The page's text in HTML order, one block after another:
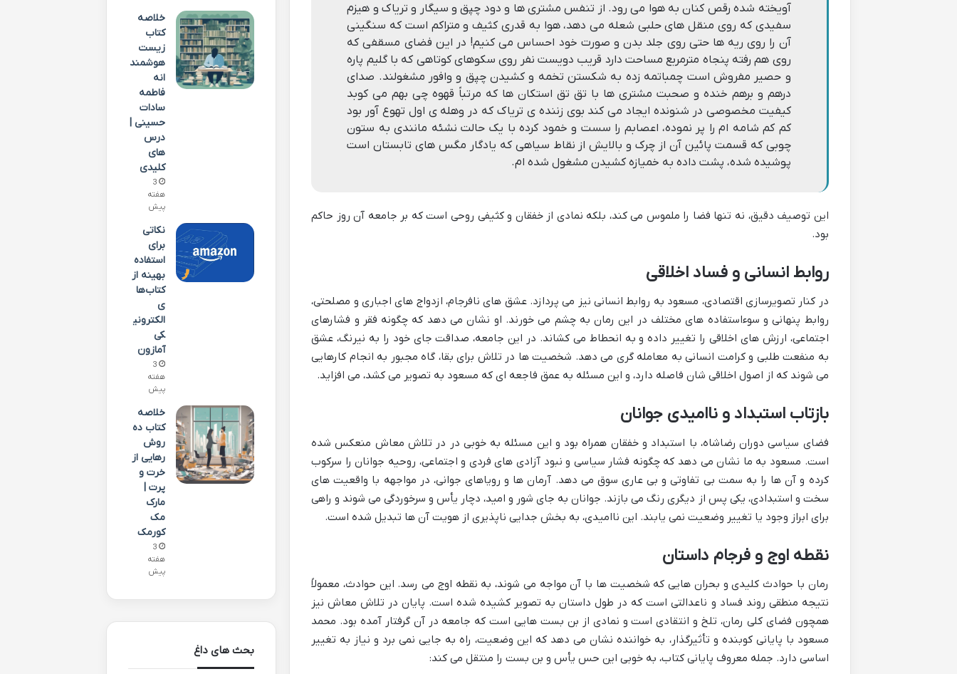
آویخته شده رقص کنان به هوا می رود. از تنفس مشتری ها و دود چپق و سیگار و تریاک و هیزم
سفیدی که روی منقل های حلبی شعله می دهد، هوا به قدری کثیف و متراکم است که سنگینی
آن را روی ریه ها حتی روی جلد بدن و صورت خود احساس می کنیم! در این فضای مسقفی که
روی هم رفته پنجاه مترمربع مساحت دارد قریب دویست نفر روی سکوهای کوتاهی که با گلیم پاره
و حصیر مفروش است چمباتمه زده به شکستن تخمه و کشیدن چپق و وافور مشغولند. صدای
درهم و برهم خنده و صحبت مشتری ها با تق تق استکان ها که مرتباً قهوه چی بهم می کوبد
کیفیت مخصوصی در شنونده ایجاد می کند بوی زننده ی تریاک که در وهله ی اول تهوع آور بود
کم کم شامه ام را پر نموده، اعصابم را سست و خمود کرده با یک حالت نشئه مانندی به ستون
چوبی که قسمت پائین آن از چرک و بالایش از نقاط سیاهی که یادگار مگس های تابستان است
پوشیده شده، پشت داده به خمیازه کشیدن مشغول شده ام.
این توصیف دقیق، نه تنها فضا را ملموس می کند، بلکه نمادی از خفقان و کثیفی روحی است که بر جامعه آن روز حاکم
بود.
روابط انسانی و فساد اخلاقی
در کنار تصویرسازی اقتصادی، مسعود به روابط انسانی نیز می پردازد. عشق های نافرجام، ازدواج های اجباری و مصلحتی،
روابط پنهانی و سوءاستفاده های مختلف در این رمان به چشم می خورند. او نشان می دهد که چگونه فقر و فشارهای
اجتماعی، ارزش های اخلاقی را تغییر داده و به انحطاط می کشاند. در این جامعه، صداقت جای خود را به نیرنگ، عشق
به منفعت طلبی و کرامت انسانی به معامله گری می دهد. شخصیت ها در تلاش برای بقا، گاه مجبور به انجام کارهایی
می شوند که از اصول اخلاقی شان فاصله دارد، و این مسئله به عمق فاجعه ای که مسعود به تصویر می کشد، می افزاید.
بازتاب استبداد و ناامیدی جوانان
فضای سیاسی دوران رضاشاه، با استبداد و خفقان همراه بود و این مسئله به خوبی در در تلاش معاش منعکس شده
است. مسعود به ما نشان می دهد که چگونه فشار سیاسی و نبود آزادی های فردی و اجتماعی، روحیه جوانان را سرکوب
کرده و آن ها را به سمت بی تفاوتی و بی عاری سوق می دهد. آرمان ها و رویاهای جوانی، در مواجهه با واقعیت های
سخت و استبدادی، یکی پس از دیگری رنگ می بازند. جوانان به جای شور و امید، دچار یأس و سرخوردگی می شوند و راهی
برای ابراز وجود یا تغییر وضعیت نمی یابند. این ناامیدی، به بخش جدایی ناپذیری از هویت آن ها تبدیل شده است.
نقطه اوج و فرجام داستان
رمان با حوادث کلیدی و بحران هایی که شخصیت ها با آن مواجه می شوند، به نقطه اوج می رسد. این حوادث، معمولاً
نتیجه منطقی روند فساد و ناعدالتی است که در طول داستان به تصویر کشیده شده است. پایان در تلاش معاش نیز
همچون فضای کلی رمان، تلخ و انتقادی است و نمادی از بن بست هایی است که جامعه در آن گرفتار آمده بود. محمد
مسعود با پایانی کوبنده و تأثیرگذار، به خواننده نشان می دهد که این وضعیت، راه به جایی نمی برد و نیاز به تغییر
اساسی دارد. جمله معروف پایانی کتاب، به خوبی این حس یأس و بن بست را منتقل می کند:
خلاصه
کتاب
زیست
هوشمند
انه
فاطمه
سادات
حسینی |
درس
های
کلیدی
3
هفته
پیش
نکاتی
برای
استفاده
بهینه از
کتاب‌ها
ی
الکترونی
کی
آمازون
3
هفته
پیش
خلاصه
کتاب ده
روش
رهایی از
خرت و
پرت |
مارک
مک
کورمک
3
هفته
پیش
بحث های داغ